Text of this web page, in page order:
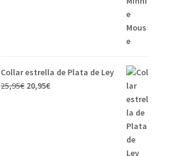
Collar estrella de Plata de Ley
25,95€ 20,95€